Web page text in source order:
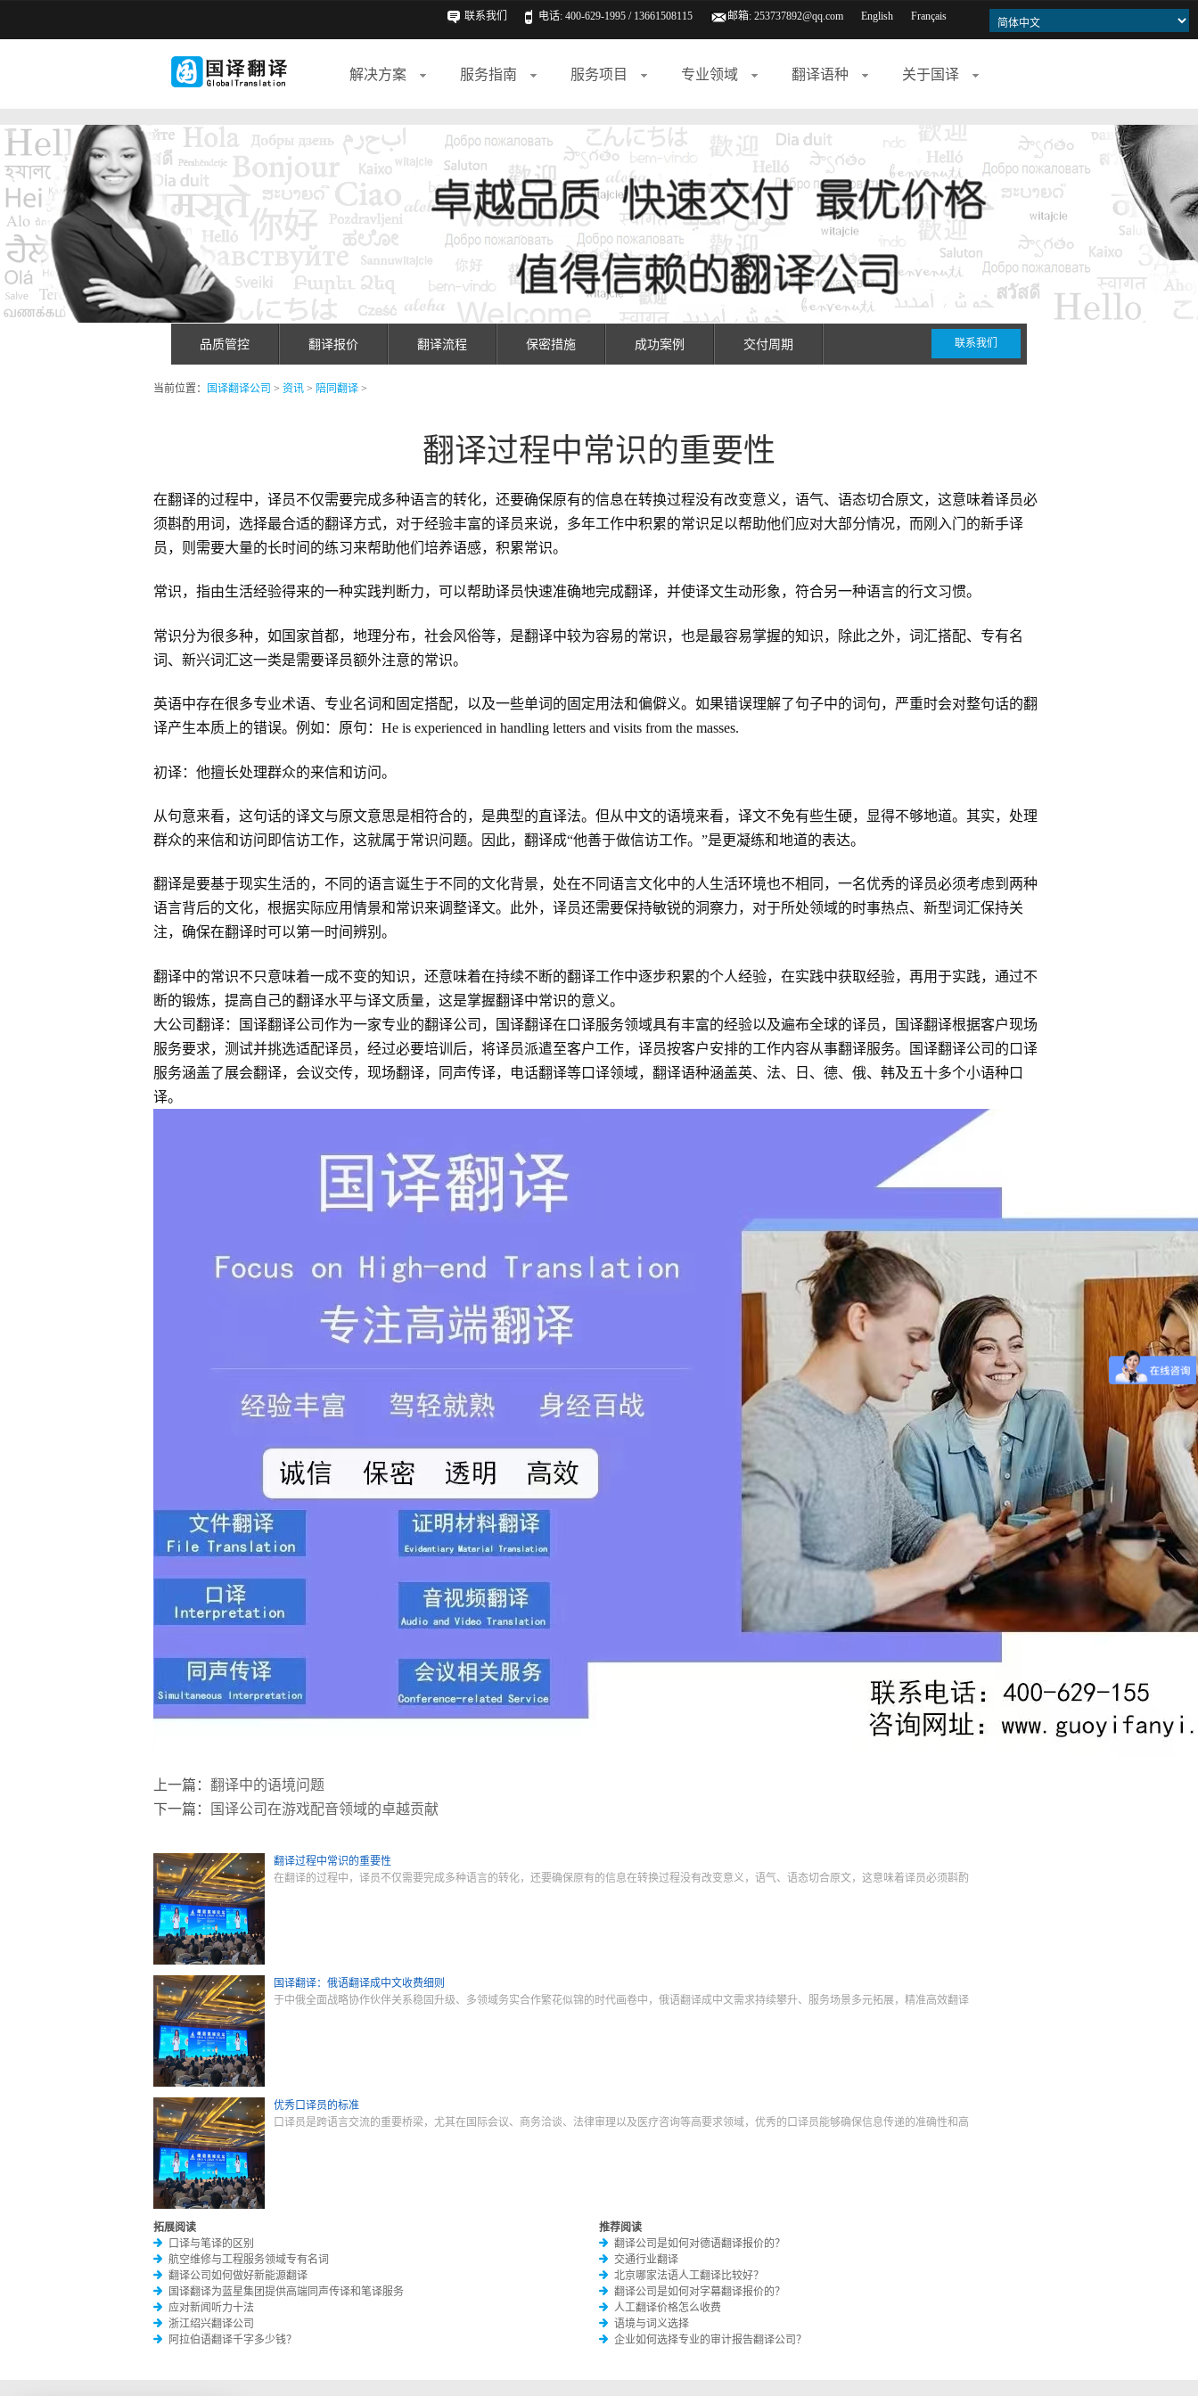
联系我们 电话: 400-629-1995 / 13661508115 邮箱: 253737892@qq.com English Français
解决方案 服务指南 服务项目 专业领域 翻译语种 关于国译
品质管控 翻译报价 翻译流程 保密措施 成功案例 交付周期 联系我们
当前位置： 国译翻译公司 > 资讯 > 陪同翻译 >
翻译过程中常识的重要性
在翻译的过程中，译员不仅需要完成多种语言的转化，还要确保原有的信息在转换过程没有改变意义，语气、语态切合原文，这意味着译员必
须斟酌用词，选择最合适的翻译方式，对于经验丰富的译员来说，多年工作中积累的常识足以帮助他们应对大部分情况，而刚入门的新手译
员，则需要大量的长时间的练习来帮助他们培养语感，积累常识。
常识，指由生活经验得来的一种实践判断力，可以帮助译员快速准确地完成翻译，并使译文生动形象，符合另一种语言的行文习惯。
常识分为很多种，如国家首都，地理分布，社会风俗等，是翻译中较为容易的常识，也是最容易掌握的知识，除此之外，词汇搭配、专有名
词、新兴词汇这一类是需要译员额外注意的常识。
英语中存在很多专业术语、专业名词和固定搭配，以及一些单词的固定用法和偏僻义。如果错误理解了句子中的词句，严重时会对整句话的翻
译产生本质上的错误。例如：原句：He is experienced in handling letters and visits from the masses.
初译：他擅长处理群众的来信和访问。
从句意来看，这句话的译文与原文意思是相符合的，是典型的直译法。但从中文的语境来看，译文不免有些生硬，显得不够地道。其实，处理
群众的来信和访问即信访工作，这就属于常识问题。因此，翻译成“他善于做信访工作。”是更凝练和地道的表达。
翻译是要基于现实生活的，不同的语言诞生于不同的文化背景，处在不同语言文化中的人生活环境也不相同，一名优秀的译员必须考虑到两种
语言背后的文化，根据实际应用情景和常识来调整译文。此外，译员还需要保持敏锐的洞察力，对于所处领域的时事热点、新型词汇保持关
注，确保在翻译时可以第一时间辨别。
翻译中的常识不只意味着一成不变的知识，还意味着在持续不断的翻译工作中逐步积累的个人经验，在实践中获取经验，再用于实践，通过不
断的锻炼，提高自己的翻译水平与译文质量，这是掌握翻译中常识的意义。
大公司翻译：国译翻译公司作为一家专业的翻译公司，国译翻译在口译服务领域具有丰富的经验以及遍布全球的译员，国译翻译根据客户现场
服务要求，测试并挑选适配译员，经过必要培训后，将译员派遣至客户工作，译员按客户安排的工作内容从事翻译服务。国译翻译公司的口译
服务涵盖了展会翻译，会议交传，现场翻译，同声传译，电话翻译等口译领域，翻译语种涵盖英、法、日、德、俄、韩及五十多个小语种口
译。
上一篇： 翻译中的语境问题
下一篇：
国译公司在游戏配音领域的卓越贡献
翻译过程中常识的重要性
在翻译的过程中，译员不仅需要完成多种语言的转化，还要确保原有的信息在转换过程没有改变意义，语气、语态切合原文，这意味着译员必须斟酌
国译翻译：俄语翻译成中文收费细则
于中俄全面战略协作伙伴关系稳固升级、多领域务实合作繁花似锦的时代画卷中，俄语翻译成中文需求持续攀升、服务场景多元拓展，精准高效翻译
优秀口译员的标准
口译员是跨语言交流的重要桥梁，尤其在国际会议、商务洽谈、法律审理以及医疗咨询等高要求领域，优秀的口译员能够确保信息传递的准确性和高
拓展阅读
口译与笔译的区别
航空维修与工程服务领域专有名词
翻译公司如何做好新能源翻译
国译翻译为蓝星集团提供高端同声传译和笔译服务
应对新闻听力十法
浙江绍兴翻译公司
阿拉伯语翻译千字多少钱？
推荐阅读
翻译公司是如何对德语翻译报价的？
交通行业翻译
北京哪家法语人工翻译比较好？
翻译公司是如何对字幕翻译报价的？
人工翻译价格怎么收费
语境与词义选择
企业如何选择专业的审计报告翻译公司？